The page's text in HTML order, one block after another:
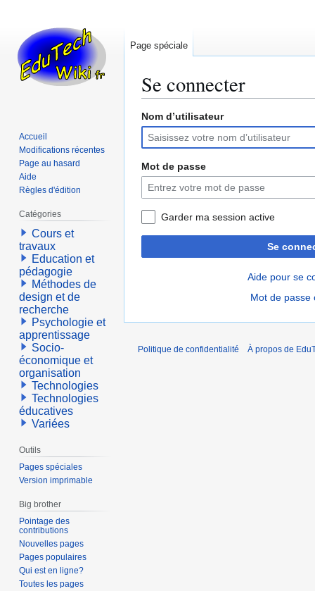
Se connecter
Aller
la
navigation
Aller
la
recherche
Nom d’utilisateur
Mot de passe
Garder ma session active
Se
Aide pour se
Mot de passe
Page spéciale
Accueil
Modifications récentes
Page au hasard
Aide
Règles d'édition
Catégories
Cours et
travaux
Education et
pédagogie
Méthodes de
design et de
recherche
Psychologie et
apprentissage
Socio-
économique et
organisation
Technologies
Technologies
éducatives
Variées
Outils
Pages spéciales
Version imprimable
Big brother
Pointage des
contributions
Nouvelles pages
Pages populaires
Qui est en ligne?
Toutes les pages
Politique de confidentialité À propos de